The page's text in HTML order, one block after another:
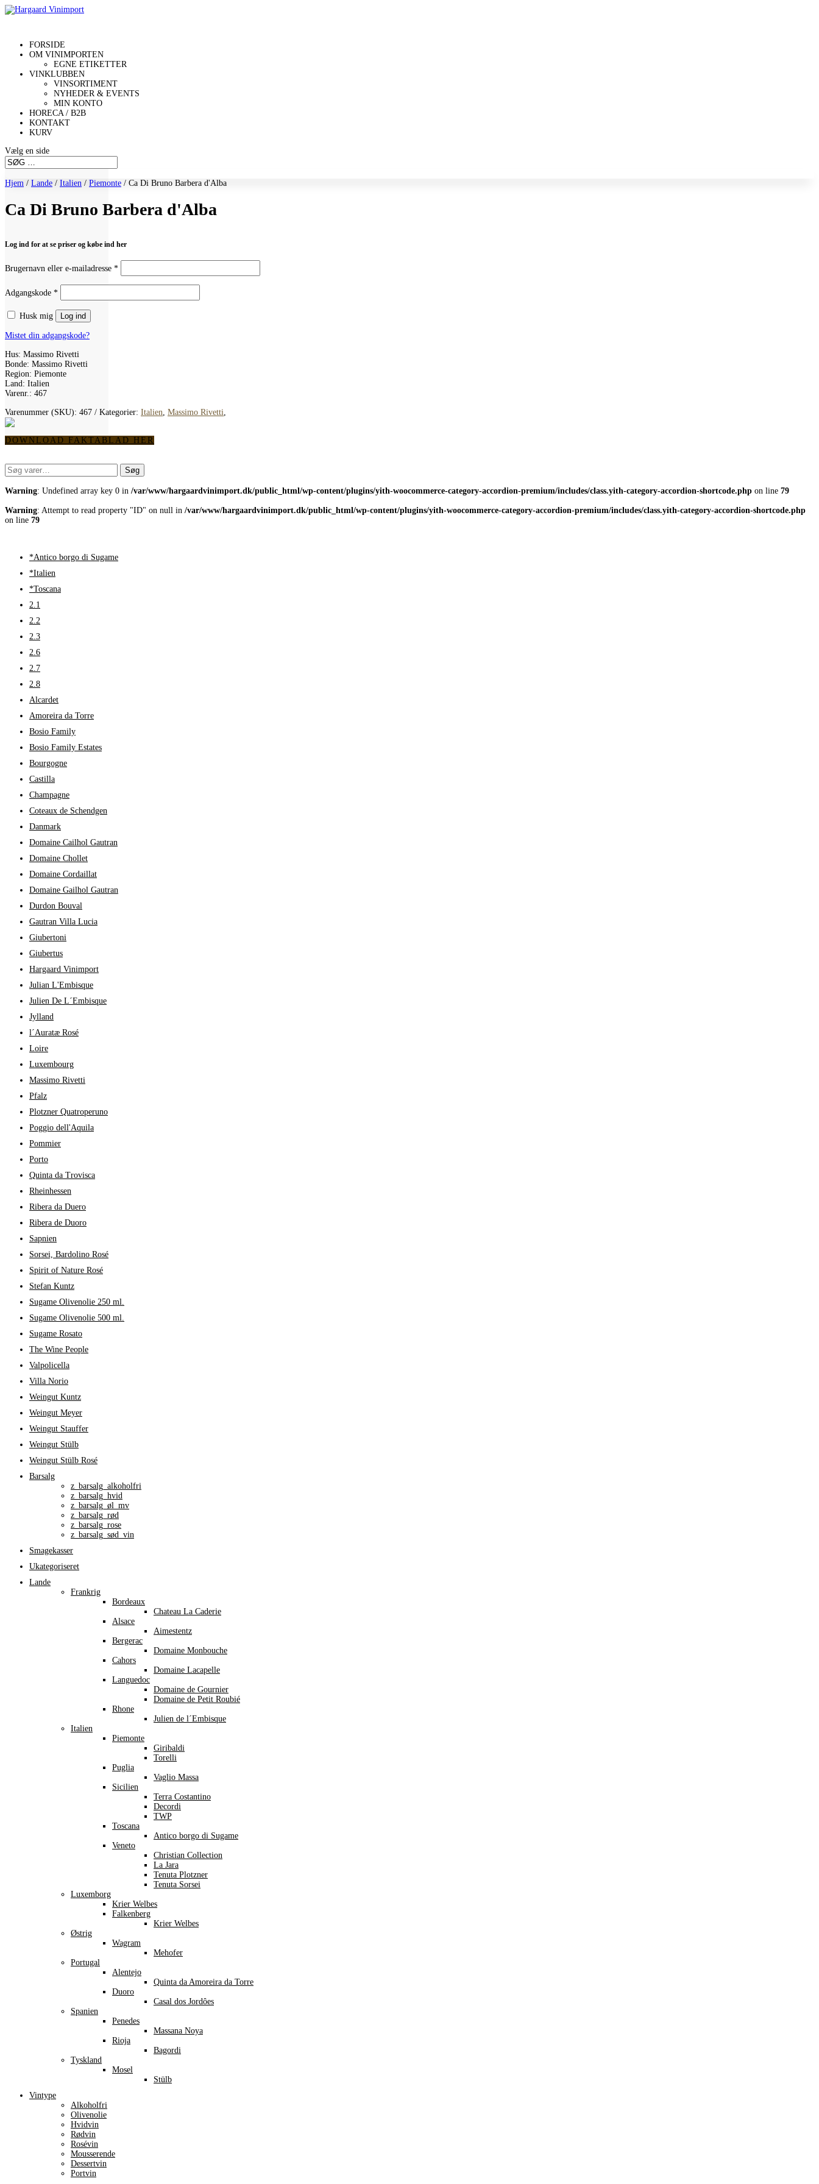
FORSIDE
OM VINIMPORTEN
EGNE ETIKETTER
VINKLUBBEN
VINSORTIMENT
NYHEDER & EVENTS
MIN KONTO
HORECA / B2B
KONTAKT
KURV
Vælg en side
Hjem / Lande / Italien / Piemonte / Ca Di Bruno Barbera d'Alba
Ca Di Bruno Barbera d'Alba
Log ind for at se priser og købe ind her
Brugernavn eller e-mailadresse *Påkrævet
Adgangskode *Påkrævet
Husk mig Log ind
Mistet din adgangskode?
Hus: Massimo Rivetti
Bonde: Massimo Rivetti
Region: Piemonte
Land: Italien
Varenr.: 467
Varenummer (SKU): 467 Kategorier: Italien, Massimo Rivetti,
DOWNLOAD FAKTABLAD HER
Søg
efter:
Søg
Warning: Undefined array key 0 in /var/www/hargaardvinimport.dk/public_html/wp-content/plugins/yith-woocommerce-category-accordion-premium/includes/class.yith-category-accordion-shortcode.php on line 79
Warning: Attempt to read property "ID" on null in /var/www/hargaardvinimport.dk/public_html/wp-content/plugins/yith-woocommerce-category-accordion-premium/includes/class.yith-category-accordion-shortcode.php
on line 79
*Antico borgo di Sugame
*Italien
*Toscana
2.1
2.2
2.3
2.6
2.7
2.8
Alcardet
Amoreira da Torre
Bosio Family
Bosio Family Estates
Bourgogne
Castilla
Champagne
Coteaux de Schendgen
Danmark
Domaine Cailhol Gautran
Domaine Chollet
Domaine Cordaillat
Domaine Gailhol Gautran
Durdon Bouval
Gautran Villa Lucia
Giubertoni
Giubertus
Hargaard Vinimport
Julian L'Embisque
Julien De L´Embisque
Jylland
l´Auratæ Rosé
Loire
Luxembourg
Massimo Rivetti
Pfalz
Plotzner Quatroperuno
Poggio dell'Aquila
Pommier
Porto
Quinta da Trovisca
Rheinhessen
Ribera da Duero
Ribera de Duoro
Sapnien
Sorsei, Bardolino Rosé
Spirit of Nature Rosé
Stefan Kuntz
Sugame Olivenolie 250 ml.
Sugame Olivenolie 500 ml.
Sugame Rosato
The Wine People
Valpolicella
Villa Norio
Weingut Kuntz
Weingut Meyer
Weingut Stauffer
Weingut Stülb
Weingut Stülb Rosé
Barsalg
z_barsalg_alkoholfri
z_barsalg_hvid
z_barsalg_øl_mv
z_barsalg_rød
z_barsalg_rose
z_barsalg_sød_vin
Smagekasser
Ukategoriseret
Lande
Frankrig
Bordeaux
Chateau La Caderie
Alsace
Aimestentz
Bergerac
Domaine Monbouche
Cahors
Domaine Lacapelle
Languedoc
Domaine de Gournier
Domaine de Petit Roubié
Rhone
Julien de l´Embisque
Italien
Piemonte
Giribaldi
Torelli
Puglia
Vaglio Massa
Sicilien
Terra Costantino
Decordi
TWP
Toscana
Antico borgo di Sugame
Veneto
Christian Collection
La Jara
Tenuta Plotzner
Tenuta Sorsei
Luxemborg
Krier Welbes
Falkenberg
Krier Welbes
Østrig
Wagram
Mehofer
Portugal
Alentejo
Quinta da Amoreira da Torre
Duoro
Casal dos Jordôes
Spanien
Penedes
Massana Noya
Rioja
Bagordi
Tyskland
Mosel
Stülb
Vintype
Alkoholfri
Olivenolie
Hvidvin
Rødvin
Rosévin
Mousserende
Dessertvin
Portvin